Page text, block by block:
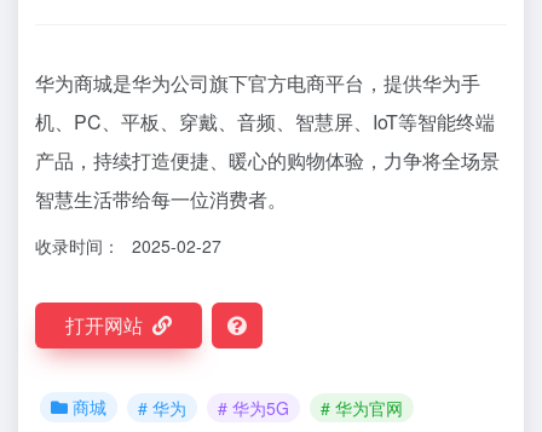
华为商城是华为公司旗下官方电商平台，提供华为手
机、PC、平板、穿戴、音频、智慧屏、IoT等智能终端
产品，持续打造便捷、暖心的购物体验，力争将全场景
智慧生活带给每一位消费者。
收录时间： 2025-02-27
打开网站
商城 # 华为 # 华为5G
# 华为官网